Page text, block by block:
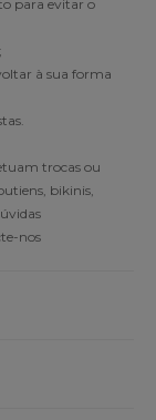
para evitar o
à sua forma
trocas ou
bikinis,
nos